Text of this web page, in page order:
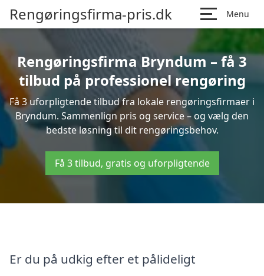
Rengøringsfirma-pris.dk Menu
Rengøringsfirma Bryndum – få 3
tilbud på professionel rengøring
Få 3 uforpligtende tilbud fra lokale rengøringsfirmaer i
Bryndum. Sammenlign pris og service – og vælg den
bedste løsning til dit rengøringsbehov.
Få 3 tilbud, gratis og uforpligtende
Er du på udkig efter et pålideligt